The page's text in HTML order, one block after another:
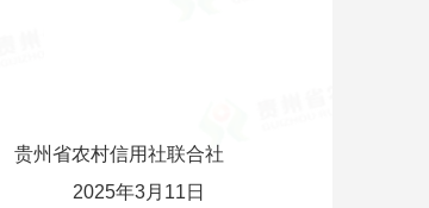
贵州省农村信用社联合社
2025年3月11日